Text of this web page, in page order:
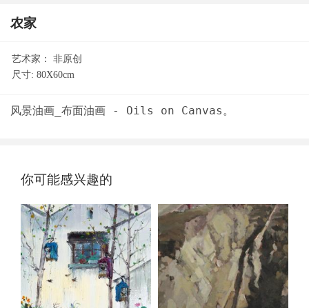
农家
艺术家：
非原创
尺寸: 80X60cm
你可能感兴趣的